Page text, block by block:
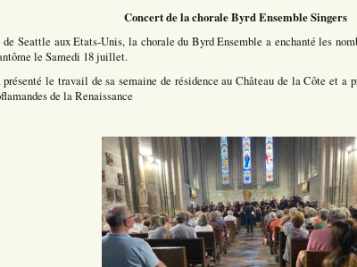
Concert de la chorale Byrd Ensemble Singers
de Seattle aux Etats-Unis, la chorale du Byrd Ensemble a enchanté les
le Samedi 18 juillet.
le travail de sa semaine de résidence au Château de la Côte et a
de la Renaissance